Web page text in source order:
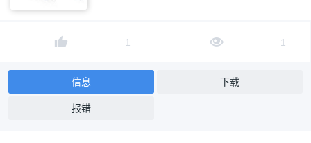
1 1
信息 下载
报错